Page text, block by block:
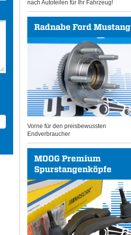
nach Autoteilen für Ihr Fahrzeug!
Radnabe Ford Mustang
Vorne für den preisbewussten
Endverbraucher
MOOG Premium
Spurstangenköpfe